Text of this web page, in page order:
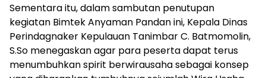
Sementara itu, dalam sambutan penutupan
kegiatan Bimtek Anyaman Pandan ini, Kepala Dinas
Perindagnaker Kepulauan Tanimbar C. Batmomolin,
S.So menegaskan agar para peserta dapat terus
menumbuhkan spirit berwirausaha sebagai konsep